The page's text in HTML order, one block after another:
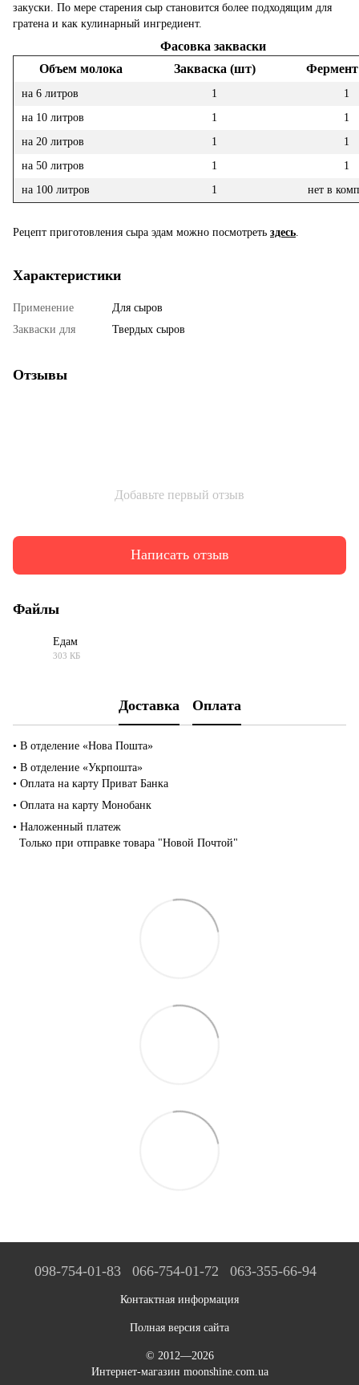
закуски. По мере старения сыр становится более подходящим для
гратена и как кулинарный ингредиент.
Фасовка закваски
Объем молока
Закваска (шт)
на 6 литров 1
1
на 10 литров
1
1
на 20 литров
1
1
на 50 литров
1
1
на 100 литров
1 нет в
Рецепт приготовления сыра эдам можно посмотреть здесь
Характеристики
Применение
Для сыров
Закваски для
Твердых сыров
Отзывы
Добавьте первый отзыв
Написать отзыв
Файлы
Едам
303 КБ
Доставка Оплата
• В отделение «Нова Пошта»
• В отделение «Укрпошта»
• Оплата на карту Приват Банка
• Оплата на карту Монобанк
• Наложенный платеж
Только при отправке товара "Новой Почтой"
098-754-01-83 066-754-01-72 063-355-66-94
Контактная информация
Полная версия сайта
© 2012—2026
Интернет-магазин moonshine.com.ua